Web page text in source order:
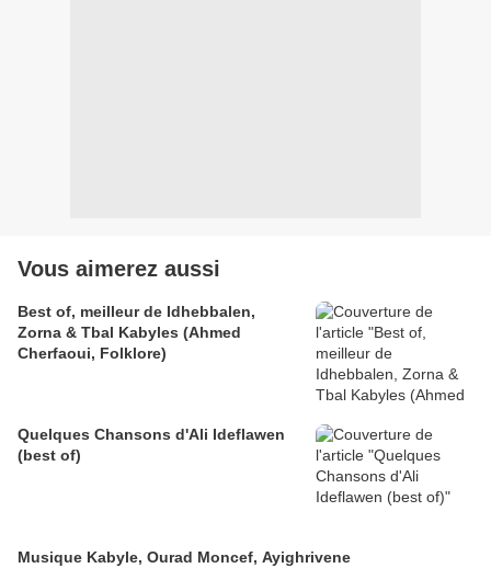
Vous aimerez aussi
Best of, meilleur de Idhebbalen,
Zorna & Tbal Kabyles (Ahmed
Cherfaoui, Folklore)
Quelques Chansons d'Ali Ideflawen
(best of)
Musique Kabyle, Ourad Moncef, Ayighrivene